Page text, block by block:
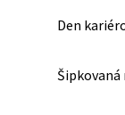
Den
Šipkovaná